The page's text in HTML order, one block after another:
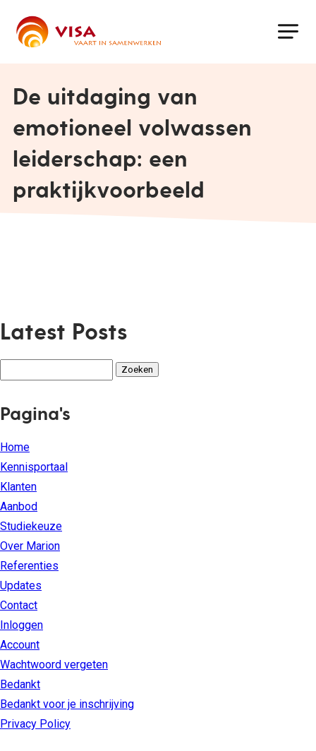
main
De uitdaging van
emotioneel volwassen
leiderschap: een
praktijkvoorbeeld
Latest Posts
Pagina's
Home
Kennisportaal
Klanten
Aanbod
Studiekeuze
Over Marion
Referenties
Updates
Contact
Inloggen
Account
Wachtwoord vergeten
Bedankt
Bedankt voor je inschrijving
Privacy Policy